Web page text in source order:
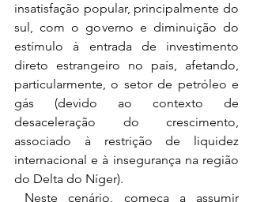
insatisfação popular, principalmente do
sul, com o governo e diminuição do
estímulo à entrada de investimento
direto estrangeiro no país, afetando,
particularmente, o setor de petróleo e
gás (devido ao contexto de
desaceleração do crescimento,
associado à restrição de liquidez
internacional e à insegurança na região
do Delta do Níger).